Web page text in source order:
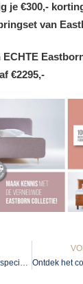
je €300,-
van
ECHTE
€2295,-